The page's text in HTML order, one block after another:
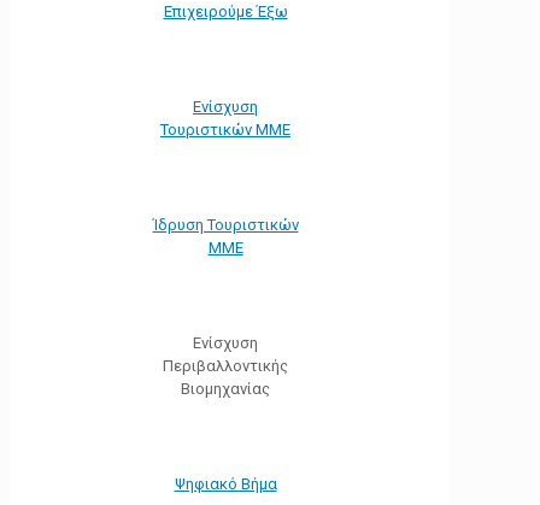
Επιχειρούμε Έξω
Ενίσχυση
Τουριστικών ΜΜΕ
Ίδρυση Τουριστικών
ΜΜΕ
Ενίσχυση
Περιβαλλοντικής
Βιομηχανίας
Ψηφιακό Βήμα